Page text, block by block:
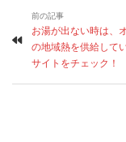
前の記事
お湯が出ない時は、
の地域熱を供給して
サイトをチェック！